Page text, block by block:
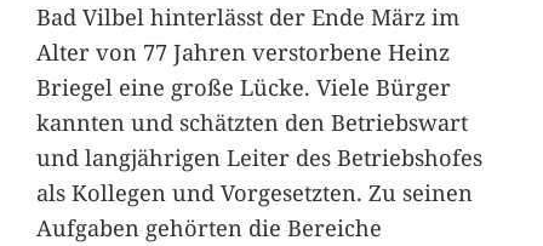
Bad Vilbel hinterlässt der Ende März im
Alter von 77 Jahren verstorbene Heinz
Briegel eine große Lücke. Viele Bürger
kannten und schätzten den Betriebswart
und langjährigen Leiter des Betriebshofes
als Kollegen und Vorgesetzten. Zu seinen
Aufgaben gehörten die Bereiche